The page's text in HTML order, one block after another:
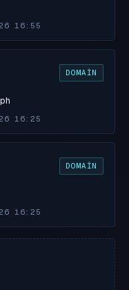
16:55
DOMAIN
16:25
DOMAIN
16:25